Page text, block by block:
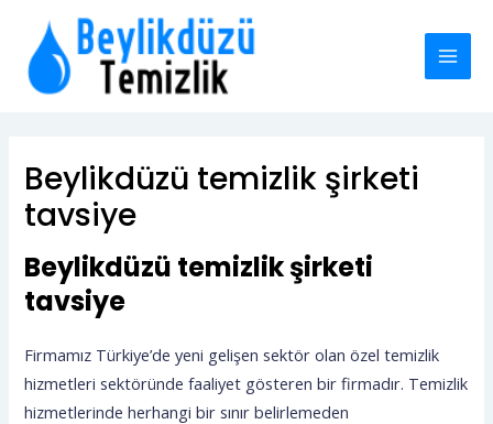
Beylikdüzü temizlik şirketi
tavsiye
Beylikdüzü temizlik şirketi
tavsiye
Firmamız Türkiye’de yeni gelişen sektör olan özel temizlik
hizmetleri sektöründe faaliyet gösteren bir firmadır. Temizlik
hizmetlerinde herhangi bir sınır belirlemeden